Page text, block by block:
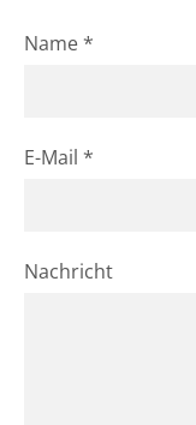
Name *
E-Mail *
Nachricht